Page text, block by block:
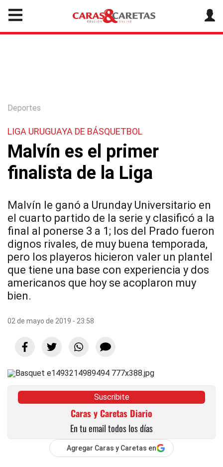
Deportes
LIGA URUGUAYA DE BÁSQUETBOL
Malvín es el primer
finalista de la Liga
Malvín le ganó a Urunday Universitario en
el cuarto partido de la serie y clasificó a la
final al ponerse 3 a 1; los del Prado fueron
dignos rivales, de muy buena temporada,
pero los playeros hicieron valer un plantel
que tiene una base con experiencia y dos
americanos que hoy se acoplaron muy
bien.
02 de mayo de 2019 - 23:58
Suscribite
Caras y Caretas Diario
En tu email todos los días
Agregar Caras y Caretas en